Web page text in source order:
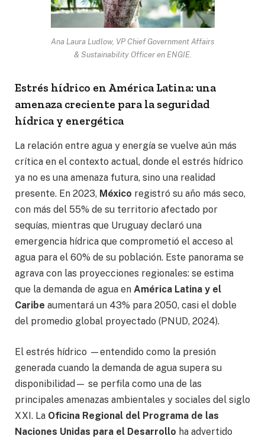
Ana Laura Ludlow, VP Chief Government Affairs
& Sustainability Officer en ENGIE.
Estrés hídrico en América Latina: una
amenaza creciente para la seguridad
hídrica y energética
La relación entre agua y energía se vuelve aún más
crítica en el contexto actual, donde el estrés hídrico
ya no es una amenaza futura, sino una realidad
presente. En 2023, México registró su año más seco,
con más del 55% de su territorio afectado por
sequías, mientras que Uruguay declaró una
emergencia hídrica que comprometió el acceso al
agua para el 60% de su población. Este panorama se
agrava con las proyecciones regionales: se estima
que la demanda de agua en América Latina y el
Caribe aumentará un 43% para 2050, casi el doble
del promedio global proyectado (PNUD, 2024).
El estrés hídrico —entendido como la presión
generada cuando la demanda de agua supera su
disponibilidad— se perfila como una de las
principales amenazas ambientales y sociales del siglo
XXI. La Oficina Regional del Programa de las
Naciones Unidas para el Desarrollo ha advertido